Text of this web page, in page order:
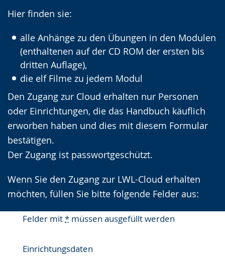
Hier finden sie:
alle Anhänge zu den Übungen in den Modulen
(enthaltenen auf der CD ROM der ersten bis
dritten Auflage),
die elf Filme zu jedem Modul
Den Zugang zur Cloud erhalten nur Personen
oder Einrichtungen, die das Handbuch käuflich
erworben haben und dies mit diesem Formular
bestätigen.
Der Zugang ist passwortgeschützt.
Wenn Sie den Zugang zur LWL-Cloud erhalten
möchten, füllen Sie bitte folgende Felder aus:
Felder mit* müssen ausgefüllt werden
Einrichtungsdaten
angezeigt.